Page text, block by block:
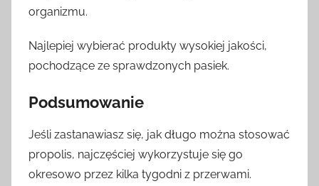
organizmu.
Najlepiej wybierać produkty wysokiej jakości,
pochodzące ze sprawdzonych pasiek.
Podsumowanie
Jeśli zastanawiasz się, jak długo można stosować
propolis, najczęściej wykorzystuje się go
okresowo przez kilka tygodni z przerwami.